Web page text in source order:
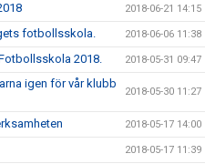
2018-06-21 14:15
fotbollsskola. 2018-06-06 11:38
2018. 2018-05-31 09:47
igen för vår klubb
2018-05-30 11:27
2018-05-17 14:00
2018-05-17 11:39